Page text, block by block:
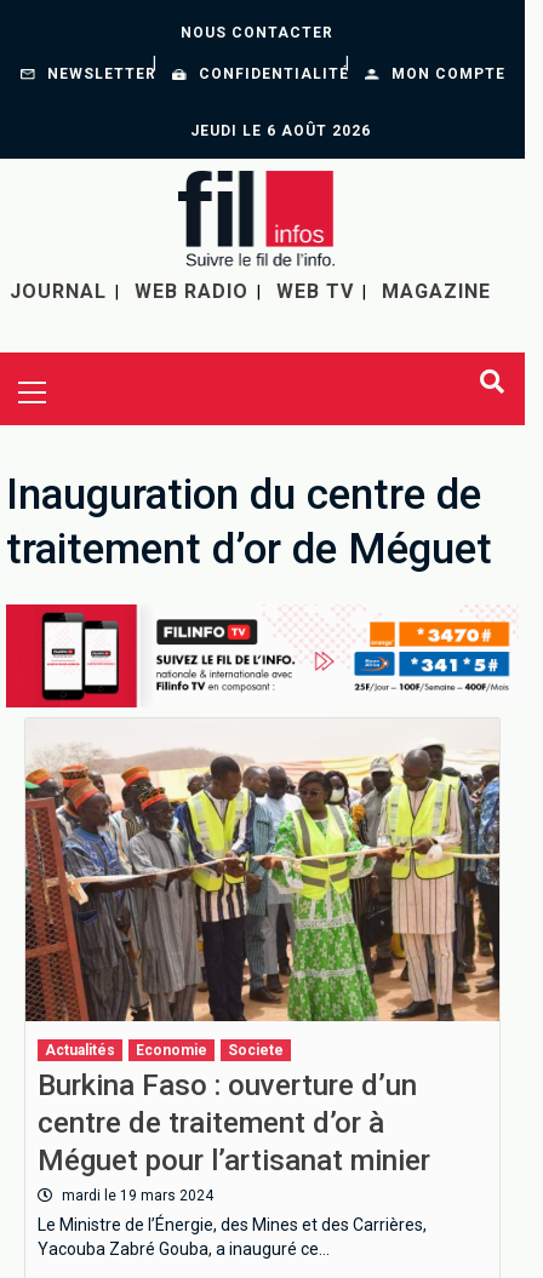
NOUS CONTACTER
NEWSLETTER CONFIDENTIALITÉ MON COMPTE
JEUDI LE 6 AOÛT 2026
JOURNAL WEB RADIO WEB TV MAGAZINE
Inauguration du centre de
traitement d’or de Méguet
Actualités Economie Societe
Burkina Faso : ouverture d’un
centre de traitement d’or à
Méguet pour l’artisanat minier
mardi le 19 mars 2024
Le Ministre de l’Énergie, des Mines et des Carrières,
Yacouba Zabré Gouba, a inauguré ce…